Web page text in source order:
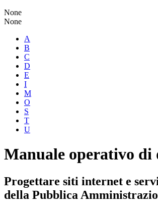
None
None
A
B
C
D
E
I
M
O
S
T
U
Manuale operativo di
Progettare siti internet e
della Pubblica